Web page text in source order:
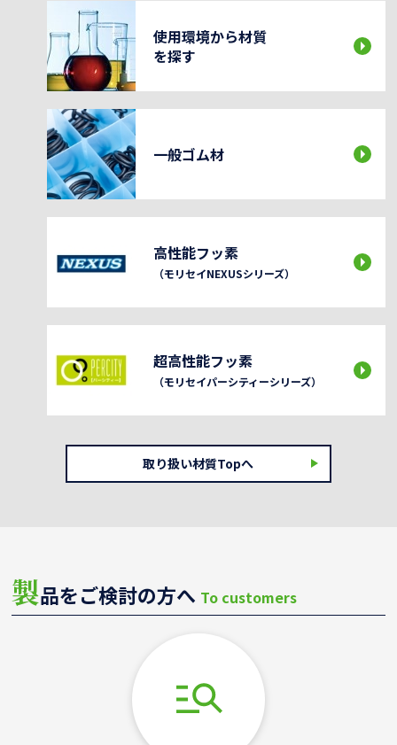
使用環境から材質
を探す
一般ゴム材
高性能フッ素
（モリセイNEXUSシリーズ）
超高性能フッ素
（モリセイパーシティーシリーズ）
取り扱い材質Topへ
製品をご検討の方へ To customers